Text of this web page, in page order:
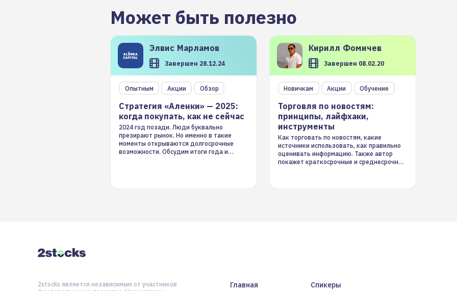
Может быть полезно
Элвис Марламов
Завершен 28.12.24
Опытным Акции Обзор
Стратегия «Аленки» — 2025:
когда покупать, как не сейчас
2024 год позади. Люди буквально
презирают рынок. Но именно в такие
моменты открываются долгосрочные
возможности. Обсудим итоги года и
Кирилл Фомичев
Завершен 08.02.20
Новичкам Акции Обучение
Торговля по новостям:
принципы, лайфхаки,
инструменты
Как торговать по новостям, какие
источники использовать, как правильно
оценивать информацию. Также автор
покажет краткосрочные и среднесрочные
Главная Спикеры
2stocks является независимым от участников